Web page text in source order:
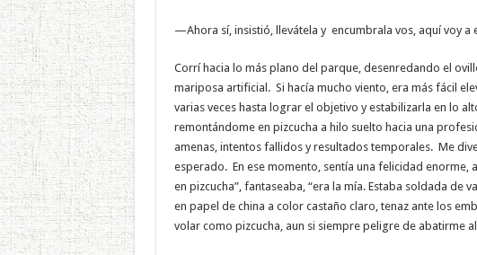
—Ahora sí, insistió, llevátela y encumbrala vos, aquí voy
Corrí hacia lo más plano del parque, desenredando el
mariposa artificial. Si hacía mucho viento, era más fácil
varias veces hasta lograr el objetivo y estabilizarla en lo
remontándome en pizcucha a hilo suelto hacia una
amenas, intentos fallidos y resultados temporales. Me
esperado. En ese momento, sentía una felicidad
en pizcucha”, fantaseaba, “era la mía. Estaba soldada de
en papel de china a color castaño claro, tenaz ante los
volar como pizcucha, aun si siempre peligre de abatirme al